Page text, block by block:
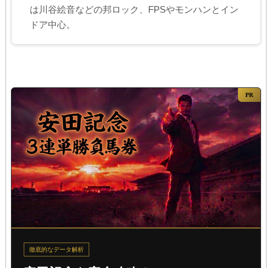
は川谷絵音などの邦ロック、FPSやモンハンとイン
ドア中心。
PR
徹底的なデータ解析